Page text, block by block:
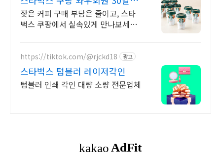
무료반품
잦은 커피 구매 부담은 줄이고, 스타
벅스 쿠팡에서 실속있게 만나보세요!
마세요.
https://tiktok.com/@rjckd18 광고
스타벅스 텀블러 레이저각인
텀블러 인쇄 각인 대량 소량 전문업체